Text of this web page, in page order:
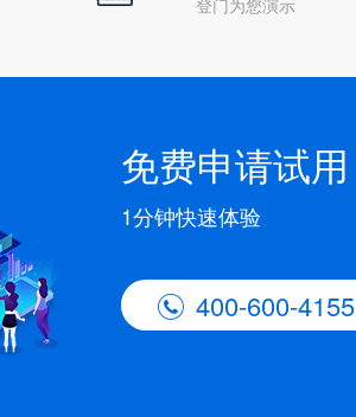
免费申请试用
1分钟快速体验
 400-600-4155